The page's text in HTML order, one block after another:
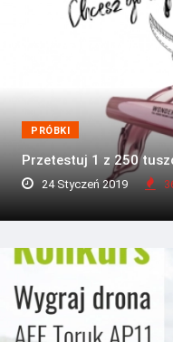
PRÓBKI
Przetestuj 1 z 250
24 Styczeń 2019